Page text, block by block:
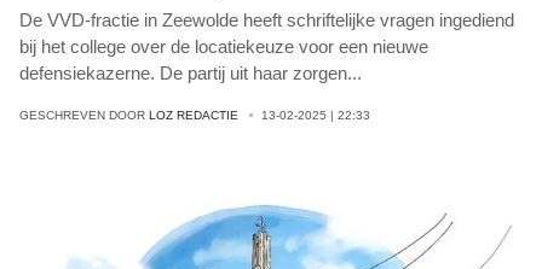
De VVD-fractie in Zeewolde heeft schriftelijke vragen ingediend
bij het college over de locatiekeuze voor een nieuwe
defensiekazerne. De partij uit haar zorgen...
GESCHREVEN DOOR LOZ REDACTIE 13-02-2025 | 22:33